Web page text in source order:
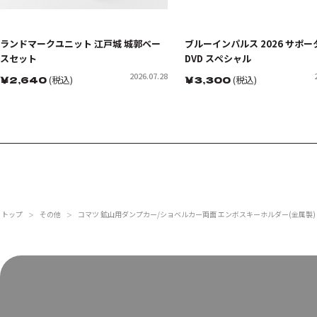
ランドマークユニット 江戸城 城郭ベー
スセット
￥2,640(税込) 2026.07.28
ブルーインパルス 2026 サポー
DVD スペシャル
￥3,300(税込)
トップ ＞ その他 ＞ コマツ 鉱山用ダンプカー/ショベルカー両面 エンボスキーホルダー(金属製)